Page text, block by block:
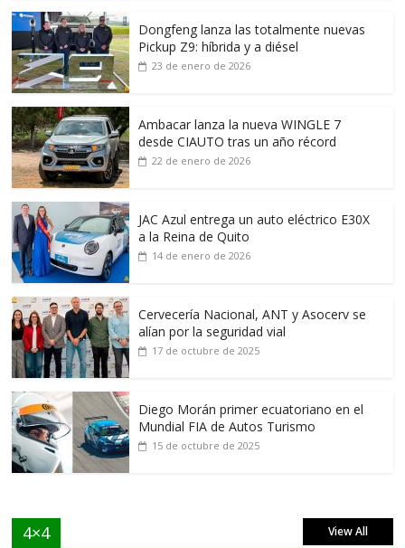
Dongfeng lanza las totalmente nuevas
Pickup Z9: híbrida y a diésel
23 de enero de 2026
Ambacar lanza la nueva WINGLE 7
desde CIAUTO tras un año récord
22 de enero de 2026
JAC Azul entrega un auto eléctrico E30X
a la Reina de Quito
14 de enero de 2026
Cervecería Nacional, ANT y Asocerv se
alían por la seguridad vial
17 de octubre de 2025
Diego Morán primer ecuatoriano en el
Mundial FIA de Autos Turismo
15 de octubre de 2025
4×4 View All